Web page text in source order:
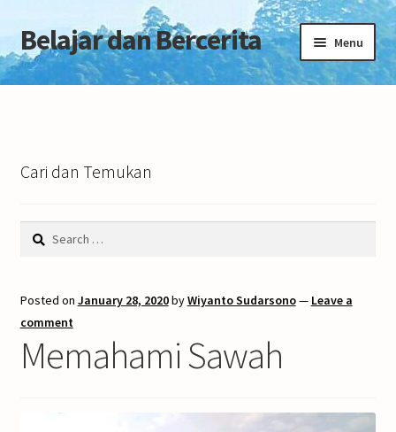
Skip
to
navigation
Skip
to
Belajar dan Bercerita Menu
Home
Cari dan Temukan
Search
Posted on January 28, 2020byWiyanto Sudarsono— Leave a
comment
Memahami Sawah